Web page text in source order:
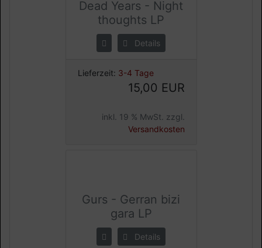
Dead Years - Night
thoughts LP
Details
Lieferzeit: 3-4 Tage
15,00 EUR
inkl. 19 % MwSt. zzgl.
Versandkosten
Gurs - Gerran bizi
gara LP
Details